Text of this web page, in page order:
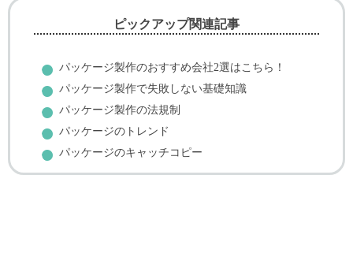
ピックアップ関連記事
パッケージ製作のおすすめ会社2選はこちら！
パッケージ製作で失敗しない基礎知識
パッケージ製作の法規制
パッケージのトレンド
パッケージのキャッチコピー